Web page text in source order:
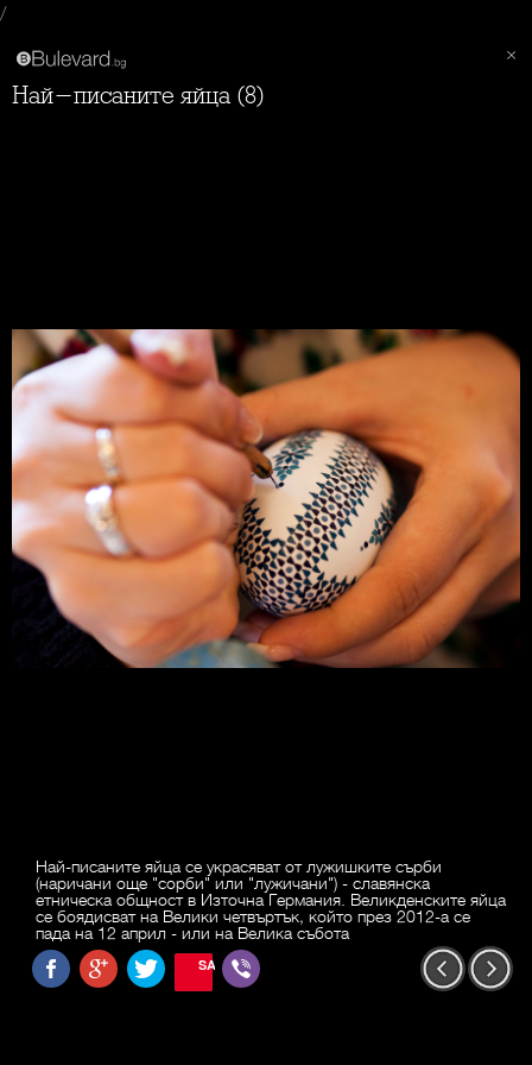
/
Най-писаните яйца (8)
Най-писаните яйца се украсяват от лужишките сърби
(наричани още "сорби" или "лужичани") - славянска
етническа общност в Източна Германия. Великденските яйца
се боядисват на Велики четвъртък, който през 2012-а се
пада на 12 април - или на Велика събота
SAVE